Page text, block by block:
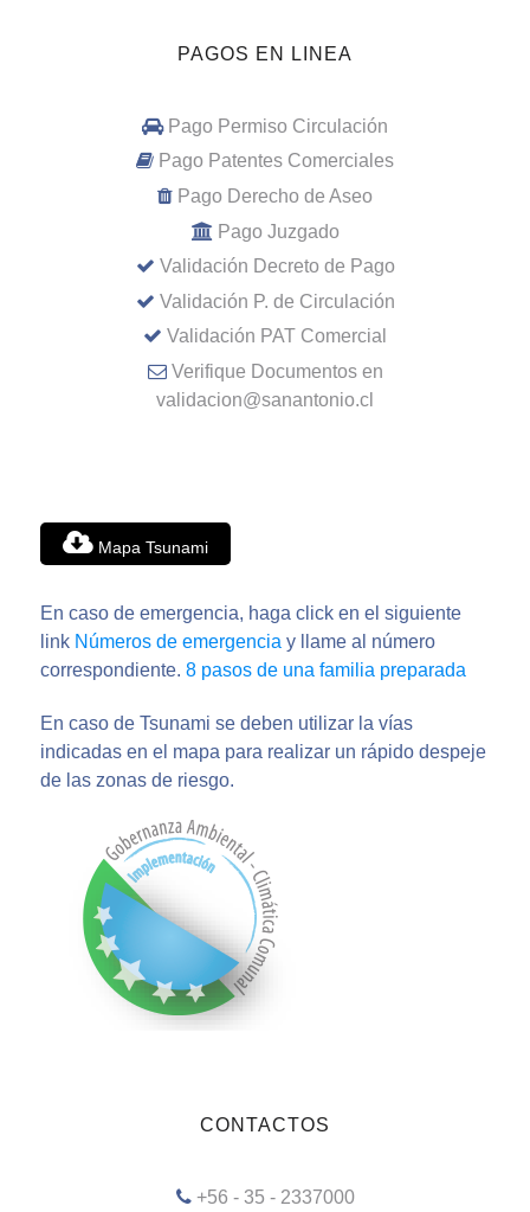
PAGOS EN LINEA
Pago Permiso Circulación
Pago Patentes Comerciales
Pago Derecho de Aseo
Pago Juzgado
Validación Decreto de Pago
Validación P. de Circulación
Validación PAT Comercial
Verifique Documentos en
validacion@sanantonio.cl
Mapa Tsunami
En caso de emergencia, haga click en el siguiente
link Números de emergencia y llame al número
correspondiente. 8 pasos de una familia preparada
En caso de Tsunami se deben utilizar la vías
indicadas en el mapa para realizar un rápido despeje
de las zonas de riesgo.
CONTACTOS
+56 - 35 - 2337000